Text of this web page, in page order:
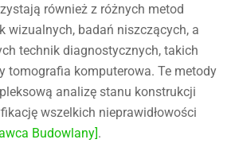
również z różnych metod
wizualnych, badań niszczących, a
technik diagnostycznych, takich
tomografia komputerowa. Te metody
analizę stanu konstrukcji
wszelkich nieprawidłowości
Budowlany].